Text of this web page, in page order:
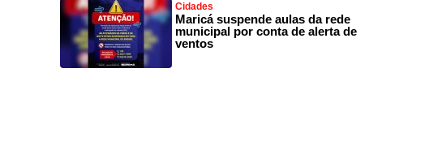
Cidades
Maricá suspende aulas da rede
municipal por conta de alerta de
ventos